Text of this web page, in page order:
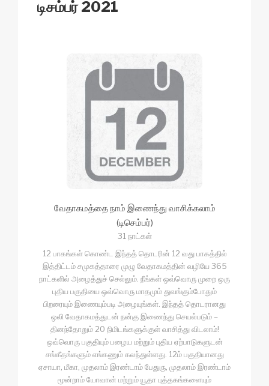
டிசம்பர் 2021
வேதாகமத்தை நாம் இணைந்து வாசிக்கலாம்
(டிசெம்பர்)
31 நாட்கள்
12 பாகங்கள் கொண்ட இந்தத் தொடரின் 12 வது பாகத்தில்
இத்திட்டம் சமுகத்தாரை முழு வேதாகமத்தின் வழியே 365
நாட்களில் அழைத்துச் செல்லும். நீங்கள் ஒவ்வொரு முறை ஒரு
புதிய பகுதியை ஒவ்வொரு மாதமும் துவங்கும்போதும்
பிறரையும் இணையும்படி அழையுங்கள். இந்தத் தொடரானது
ஒலி வேதாகமத்துடன் நன்கு இணைந்து செயல்படும் –
தினந்தோறும் 20 நிமிடங்களுக்குள் வாசித்து விடலாம்!
ஒவ்வொரு பகுதியும் பழைய மற்றும் புதிய ஏற்பாடுகளுடன்
சங்கீதங்களும் எங்கணும் கலந்துள்ளது. 12ம் பகுதியானது
ஏசாயா, மீகா, முதலாம் இரண்டாம் பேதுரு, முதலாம் இரண்டாம்
மூன்றாம் யோவான் மற்றும் யூதா புத்தகங்களையும்